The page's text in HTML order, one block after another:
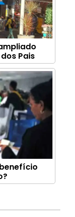
Pais